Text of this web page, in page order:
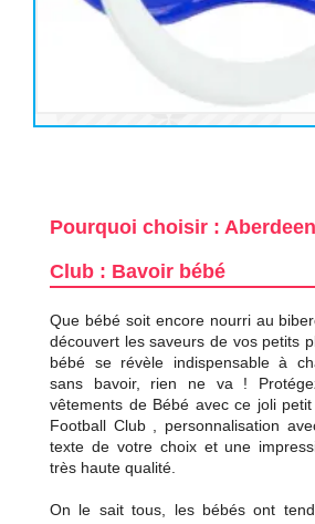
Pourquoi choisir :
Club : Bavoir bébé
Que bébé soit encore nourri au
découvert les saveurs de vos petits
bébé se révèle indispensable à
sans bavoir, rien ne va !
vêtements de Bébé avec ce joli
Football Club , personnalisation
texte de votre choix et une
très haute qualité.
On le sait tous, les bébés ont